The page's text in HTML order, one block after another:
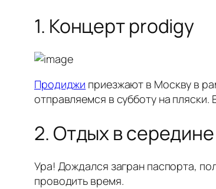
1. Концерт prodigy
Продиджи приезжают в Москву в
отправляемся в субботу на
2. Отдых в
Ура! Дождался загран паспорта,
проводить время.